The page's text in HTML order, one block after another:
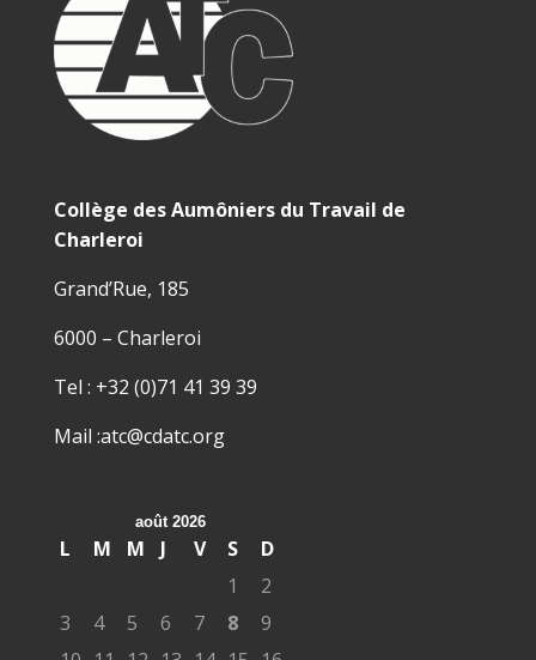
Collège des Aumôniers du Travail de
Charleroi
Grand’Rue, 185
6000 – Charleroi
Tel : +32 (0)71 41 39 39
Mail :atc@cdatc.org
août 2026
L M M J V S
D
1
2
3
4 5 6 7 8
9